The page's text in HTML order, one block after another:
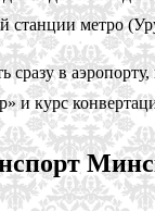
станции метро
сразу в
и курс